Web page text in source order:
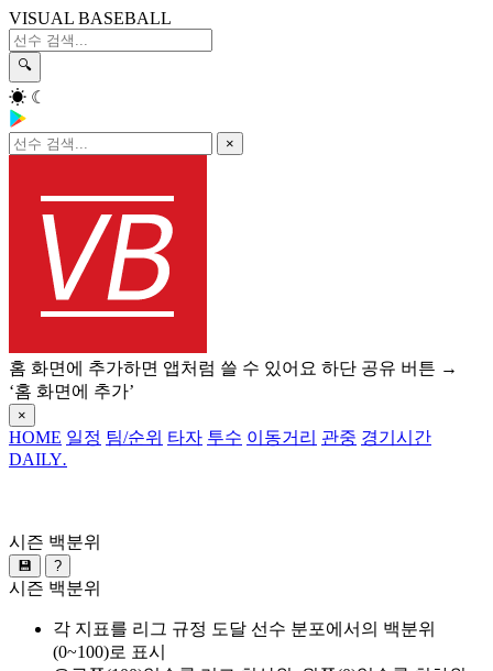
VISUAL BASEBALL
🔍
☀ ☾
×
홈 화면에 추가하면 앱처럼 쓸 수 있어요 하단 공유 버튼 →
‘홈 화면에 추가’
×
HOME 일정 팀/순위 타자 투수 이동거리 관중 경기시간
DAILY.
시즌 백분위
💾 ?
시즌 백분위
각 지표를 리그 규정 도달 선수 분포에서의 백분위
(0~100)로 표시